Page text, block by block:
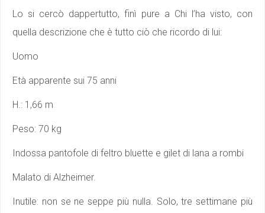
Lo si cercò dappertutto, finì pure a Chi l’ha visto, con
quella descrizione che è tutto ciò che ricordo di lui:
Uomo
Età apparente sui 75 anni
H.: 1,66 m
Peso: 70 kg
Indossa pantofole di feltro bluette e gilet di lana a rombi
Malato di Alzheimer.
Inutile: non se ne seppe più nulla. Solo, tre settimane più